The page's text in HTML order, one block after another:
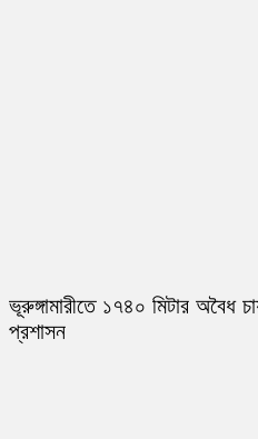
ভূরুঙ্গামারীতে ১৭৪০ মিটার অবৈধ
প্রশাসন